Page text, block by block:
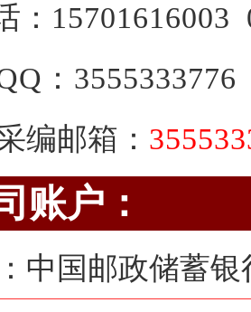
： 15701616003
：3555333776
编邮箱：
账户：
中国邮政储蓄